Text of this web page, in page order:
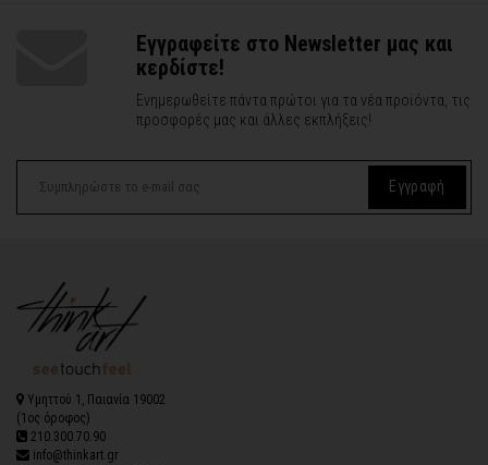
Εγγραφείτε στο Newsletter μας και
κερδίστε!
Ενημερωθείτε πάντα πρώτοι για τα νέα προϊόντα, τις
προσφορές μας και άλλες εκπλήξεις!
Εγγραφή
Υμηττού 1, Παιανία 19002
(1ος όροφος)
210.300.70.90
info@thinkart.gr